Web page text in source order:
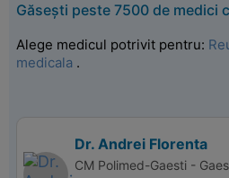
Găsești peste 7500 de medici
Alege medicul potrivit pentru:
medicala .
Dr. Andrei Florenta
CM Polimed-Gaesti -